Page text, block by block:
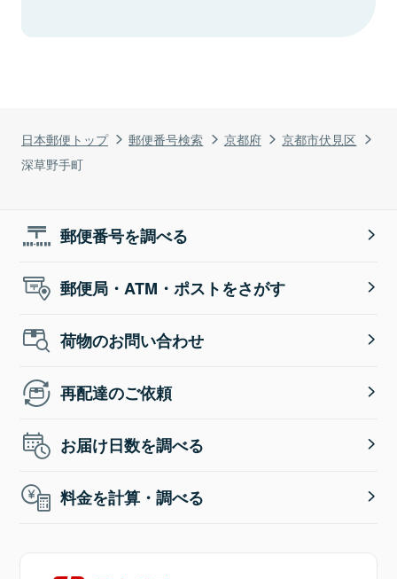
日本郵便トップ 郵便番号検索 京都府
京都市伏見区
深草野手町
郵便番号を調べる
郵便局・ATM・ポストをさがす
荷物のお問い合わせ
再配達のご依頼
お届け日数を調べる
料金を計算・調べる